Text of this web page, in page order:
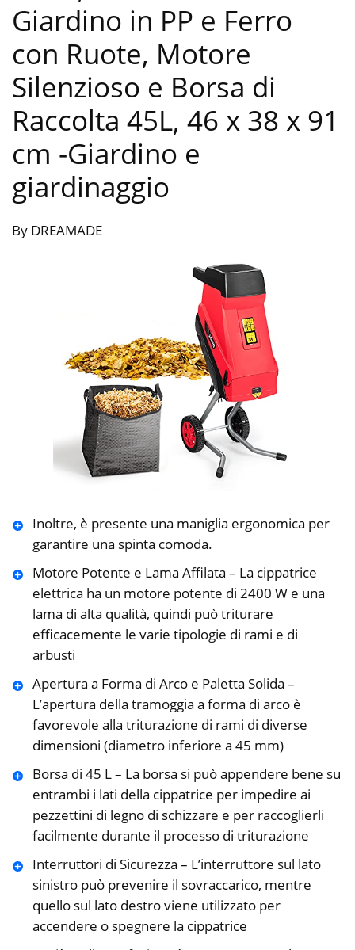
Giardino in PP e Ferro
con Ruote, Motore
Silenzioso e Borsa di
Raccolta 45L, 46 x 38 x 91
cm -Giardino e
giardinaggio
By DREAMADE
Inoltre, è presente una maniglia ergonomica per
garantire una spinta comoda.
Motore Potente e Lama Affilata – La cippatrice
elettrica ha un motore potente di 2400 W e una
lama di alta qualità, quindi può triturare
efficacemente le varie tipologie di rami e di
arbusti
Apertura a Forma di Arco e Paletta Solida –
L’apertura della tramoggia a forma di arco è
favorevole alla triturazione di rami di diverse
dimensioni (diametro inferiore a 45 mm)
Borsa di 45 L – La borsa si può appendere bene su
entrambi i lati della cippatrice per impedire ai
pezzettini di legno di schizzare e per raccoglierli
facilmente durante il processo di triturazione
Interruttori di Sicurezza – L’interruttore sul lato
sinistro può prevenire il sovraccarico, mentre
quello sul lato destro viene utilizzato per
accendere o spegnere la cippatrice